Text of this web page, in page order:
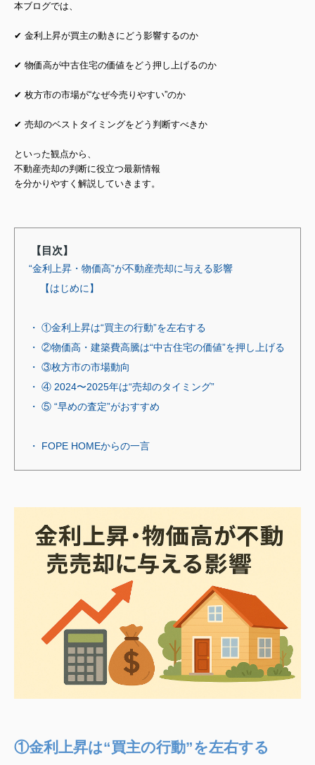
本ブログでは、
✔ 金利上昇が買主の動きにどう影響するのか
✔ 物価高が中古住宅の価値をどう押し上げるのか
✔ 枚方市の市場が“なぜ今売りやすい”のか
✔ 売却のベストタイミングをどう判断すべきか
といった観点から、
不動産売却の判断に役立つ最新情報
を分かりやすく解説していきます。
【目次】
“金利上昇・物価高”が不動産売却に与える影響
【はじめに】
・ ①金利上昇は“買主の行動”を左右する
・ ②物価高・建築費高騰は“中古住宅の価値”を押し上げる
・ ③枚方市の市場動向
・ ④ 2024〜2025年は“売却のタイミング”
・ ⑤ “早めの査定”がおすすめ
・ FOPE HOMEからの一言
①金利上昇は“買主の行動”を左右する